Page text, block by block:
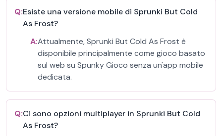
Q:Esiste una versione mobile di Sprunki But Cold
As Frost?
A:Attualmente, Sprunki But Cold As Frost è
disponibile principalmente come gioco basato
sul web su Spunky Gioco senza un'app mobile
dedicata.
Q:Ci sono opzioni multiplayer in Sprunki But Cold
As Frost?